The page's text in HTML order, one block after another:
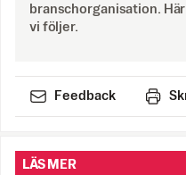
branschorganisation.
vi följer.
Feedback
LÄS MER